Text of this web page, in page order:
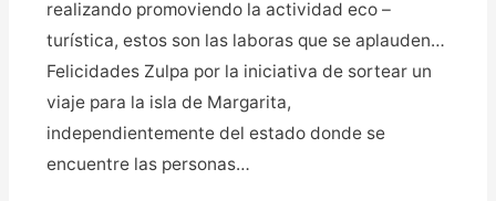
realizando promoviendo la actividad eco –
turística, estos son las laboras que se aplauden…
Felicidades Zulpa por la iniciativa de sortear un
viaje para la isla de Margarita,
independientemente del estado donde se
encuentre las personas…